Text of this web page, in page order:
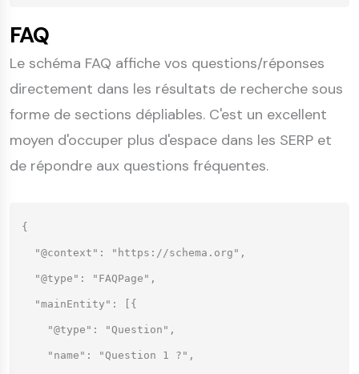
FAQ
Le schéma FAQ affiche vos questions/réponses
directement dans les résultats de recherche sous
forme de sections dépliables. C'est un excellent
moyen d'occuper plus d'espace dans les SERP et
de répondre aux questions fréquentes.
{
  "@context": "https://schema.org",
  "@type": "FAQPage",
  "mainEntity": [{
    "@type": "Question",
    "name": "Question 1 ?",